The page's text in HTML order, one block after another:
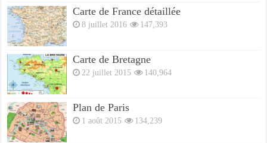
Carte de France détaillée
8 juillet 2016 147,393
Carte de Bretagne
22 juillet 2015 140,964
Plan de Paris
1 août 2015 134,239